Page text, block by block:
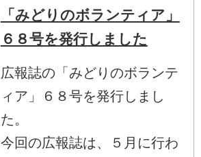
「みどりのボランティア」
６８号を発行しました
広報誌の「みどりのボランテ
ィア」６８号を発行しまし
た。
今回の広報誌は、５月に行わ